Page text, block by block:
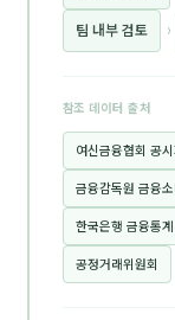
팀 내부 검토 ›
참조 데이터 출처
여신금융협회 공
금융감독원 금융
한국은행 금융통계
공정거래위원회